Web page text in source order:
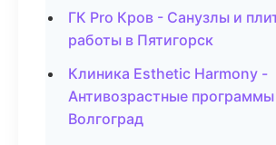
ГК Pro Кров - Санузлы и
работы в Пятигорск
Клиника Esthetic Harmony -
Антивозрастные программы
Волгоград